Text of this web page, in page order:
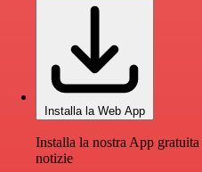
Installa la Web App
Installa la nostra App
notizie